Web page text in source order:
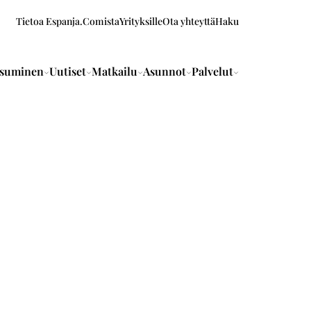
Tietoa Espanja.ComistaYrityksilleOta yhteyttäHaku
Uutiset Matkailu Asunnot Palvelut